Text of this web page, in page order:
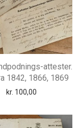
attester.
1842, 1866, 1869
kr. 100,00